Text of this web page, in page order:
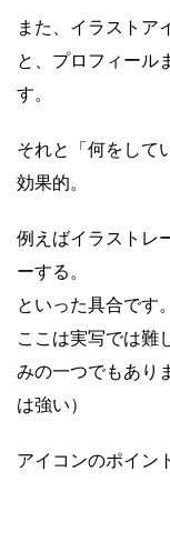
また、イラストア
と、プロフィール
す。
それと「何をして
効果的。
例えばイラストレ
ーする。
といった具合です。
ここは実写では難
みの一つでもあり
は強い）
アイコンのポイン